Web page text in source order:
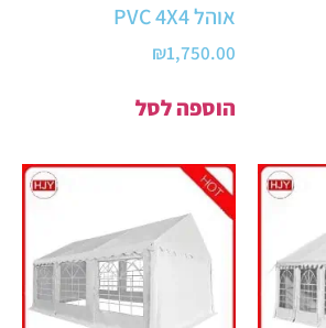
אוהל PVC 4X4
₪1,750.00
הוספה לסל